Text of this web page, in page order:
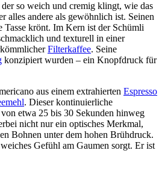
so weich und cremig klingt, wie das
alles andere als gewöhnlich ist. Seinen
Tasse krönt. Im Kern ist der Schümli
und texturell in einer
Filterkaffee. Seine
konzipiert wurden – ein Knopfdruck für
aus einem extrahierten Espresso
. Dieser kontinuierliche
etwa 25 bis 30 Sekunden hinweg
nicht nur ein optisches Merkmal,
Bohnen unter dem hohen Brühdruck.
Gefühl am Gaumen sorgt. Er ist